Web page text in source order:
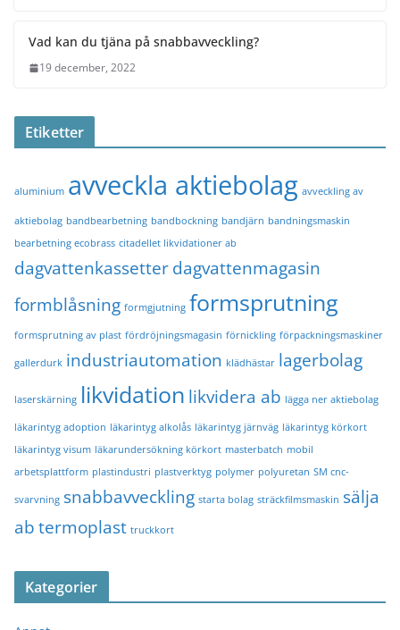
Vad kan du tjäna på snabbavveckling?
19 december, 2022
Etiketter
aluminium avveckla aktiebolag avveckling av
aktiebolag bandbearbetning bandbockning bandjärn bandningsmaskin
bearbetning ecobrass citadellet likvidationer ab
dagvattenkassetterdagvattenmagasin
formblåsning formgjutning formsprutning
formsprutning av plast fördröjningsmagasin förnickling förpackningsmaskiner
gallerdurk industriautomation klädhästar lagerbolag
laserskärning likvidation likvidera ab lägga ner aktiebolag
läkarintyg adoption läkarintyg alkolås läkarintyg järnväg läkarintyg körkort
läkarintyg visum läkarundersökning körkort masterbatch mobil
arbetsplattform plastindustri plastverktyg polymer polyuretan SM cnc-
svarvning snabbavveckling starta bolag sträckfilmsmaskin sälja
abtermoplast truckkort
Kategorier